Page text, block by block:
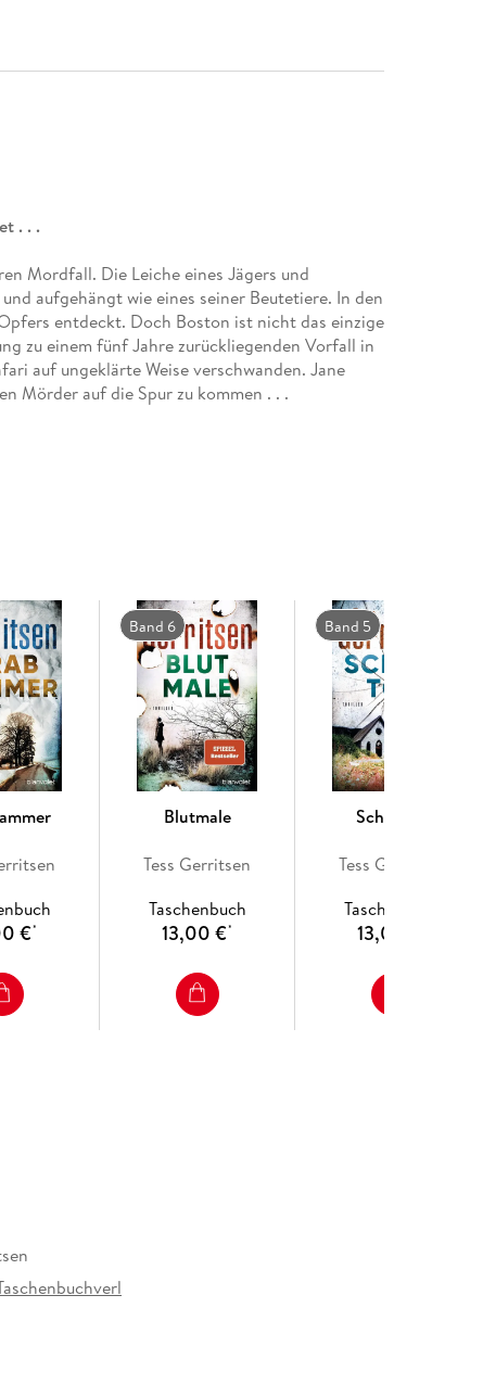
. . .
Mordfall. Die Leiche eines Jägers und
aufgehängt wie eines seiner Beutetiere. In den
entdeckt. Doch Boston ist nicht das einzige
zu einem fünf Jahre zurückliegenden Vorfall in
auf ungeklärte Weise verschwanden. Jane
Mörder auf die Spur zu kommen . . .
€*
Band 6
Blutmale
Tess Gerritsen
Taschenbuch
13,00 €*
Band 5
Scheintot
Tess Gerritsen
Taschenbuch
13,00 €